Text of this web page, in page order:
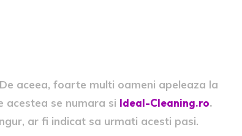
aceea, foarte multi oameni apeleaza la
acestea se numara si Ideal-Cleaning.ro.
ar fi indicat sa urmati acesti pasi.